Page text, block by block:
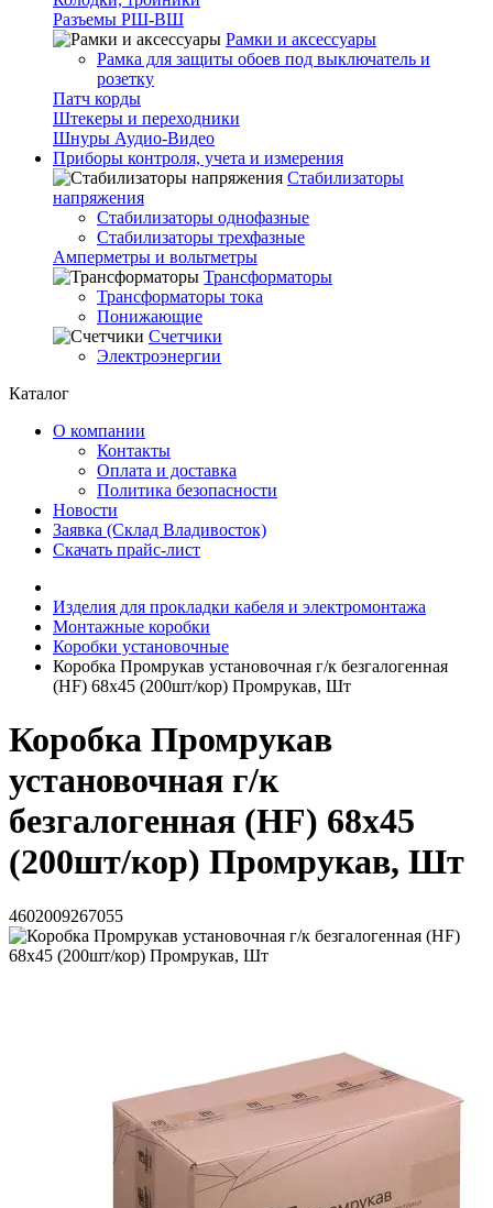
Разъемы РШ-ВШ
Рамки и аксессуары
Рамка для защиты обоев под выключатель и
розетку
Патч корды
Штекеры и переходники
Шнуры Аудио-Видео
Приборы контроля, учета и измерения
Стабилизаторы
напряжения
Стабилизаторы однофазные
Стабилизаторы трехфазные
Амперметры и вольтметры
Трансформаторы
Трансформаторы тока
Понижающие
Счетчики
Электроэнергии
Каталог
О компании
Контакты
Оплата и доставка
Политика безопасности
Новости
Заявка (Склад Владивосток)
Скачать прайс-лист
Изделия для прокладки кабеля и электромонтажа
Монтажные коробки
Коробки установочные
Коробка Промрукав установочная г/к безгалогенная
(HF) 68х45 (200шт/кор) Промрукав, Шт
Коробка Промрукав
установочная г/к
безгалогенная (HF) 68х45
(200шт/кор) Промрукав, Шт
4602009267055